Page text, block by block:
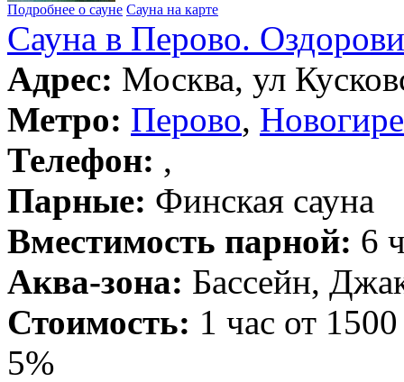
Подробнее о сауне Сауна на карте
Сауна в Перово.
Адрес: Москва, ул
Метро: Перово,
Телефон: ,
Парные: Финская сауна
Вместимость парной: 6
Аква-зона: Бассейн,
Стоимость: 1 час от
5%